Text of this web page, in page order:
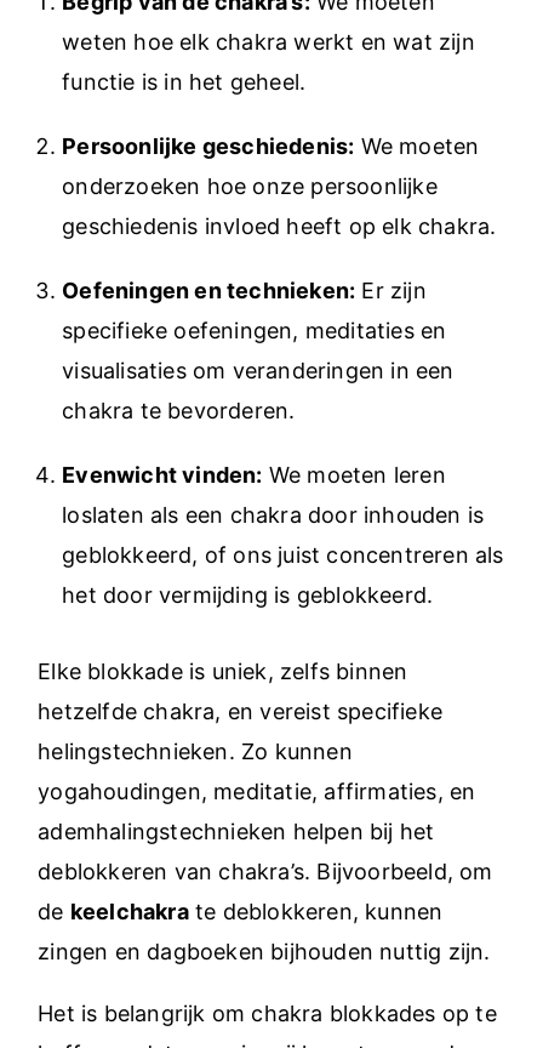
weten hoe elk chakra werkt en wat zijn
functie is in het geheel.
Persoonlijke geschiedenis: We moeten
onderzoeken hoe onze persoonlijke
geschiedenis invloed heeft op elk chakra.
Oefeningen en technieken: Er zijn
specifieke oefeningen, meditaties en
visualisaties om veranderingen in een
chakra te bevorderen.
Evenwicht vinden: We moeten leren
loslaten als een chakra door inhouden is
geblokkeerd, of ons juist concentreren als
het door vermijding is geblokkeerd.
Elke blokkade is uniek, zelfs binnen
hetzelfde chakra, en vereist specifieke
helingstechnieken. Zo kunnen
yogahoudingen, meditatie, affirmaties, en
ademhalingstechnieken helpen bij het
deblokkeren van chakra’s. Bijvoorbeeld, om
de keelchakrate deblokkeren, kunnen
zingen en dagboeken bijhouden nuttig zijn.
Het is belangrijk om chakra blokkades op te